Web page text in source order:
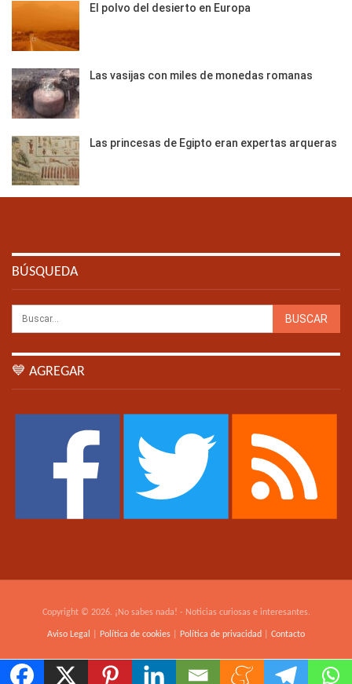
El polvo del desierto en Europa
Las vasijas con miles de monedas romanas
Las princesas de Egipto eran expertas arqueras
BÚSQUEDA
💙 AGREGAR
Copyright © 2026. ¡No sabes nada! - Noticias curiosas e interesantes.
Aviso Legal Política de cookies Política de privacidad Contacto